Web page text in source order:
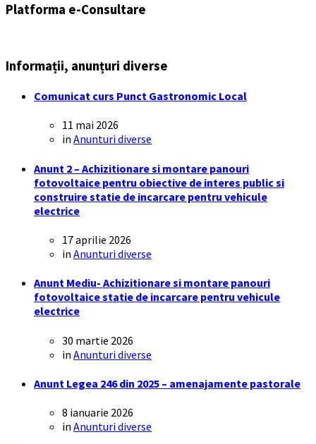
Platforma e-Consultare
Informații, anunțuri diverse
Comunicat curs Punct Gastronomic Local
11 mai 2026
in Anunturi diverse
Anunt 2 – Achizitionare si montare panouri
fotovoltaice pentru obiective de interes public si
construire statie de incarcare pentru vehicule
electrice
17 aprilie 2026
in Anunturi diverse
Anunt Mediu- Achizitionare si montare panouri
fotovoltaice statie de incarcare pentru vehicule
electrice
30 martie 2026
in Anunturi diverse
Anunt Legea 246 din 2025 – amenajamente pastorale
8 ianuarie 2026
in Anunturi diverse